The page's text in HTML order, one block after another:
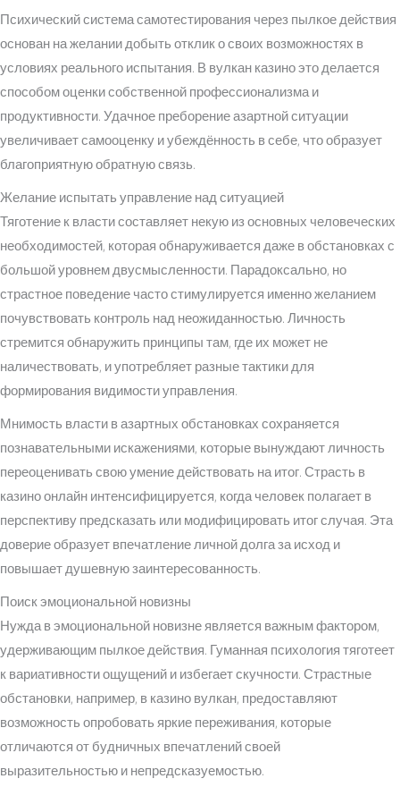
Психический система самотестирования через пылкое действия
основан на желании добыть отклик о своих возможностях в
условиях реального испытания. В вулкан казино это делается
способом оценки собственной профессионализма и
продуктивности. Удачное преборение азартной ситуации
увеличивает самооценку и убеждённость в себе, что образует
благоприятную обратную связь.
Желание испытать управление над ситуацией
Тяготение к власти составляет некую из основных человеческих
необходимостей, которая обнаруживается даже в обстановках с
большой уровнем двусмысленности. Парадоксально, но
страстное поведение часто стимулируется именно желанием
почувствовать контроль над неожиданностью. Личность
стремится обнаружить принципы там, где их может не
наличествовать, и употребляет разные тактики для
формирования видимости управления.
Мнимость власти в азартных обстановках сохраняется
познавательными искажениями, которые вынуждают личность
переоценивать свою умение действовать на итог. Страсть в
казино онлайн интенсифицируется, когда человек полагает в
перспективу предсказать или модифицировать итог случая. Эта
доверие образует впечатление личной долга за исход и
повышает душевную заинтересованность.
Поиск эмоциональной новизны
Нужда в эмоциональной новизне является важным фактором,
удерживающим пылкое действия. Гуманная психология тяготеет
к вариативности ощущений и избегает скучности. Страстные
обстановки, например, в казино вулкан, предоставляют
возможность опробовать яркие переживания, которые
отличаются от будничных впечатлений своей
выразительностью и непредсказуемостью.